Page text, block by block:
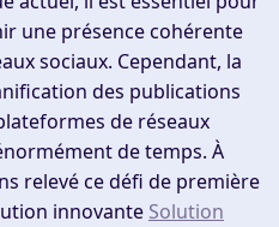
une présence cohérente
sociaux. Cependant, la
des publications
de réseaux
de temps. À
relevé ce défi de première
innovante Solution